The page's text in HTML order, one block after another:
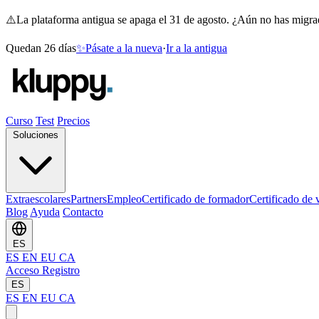
⚠️La plataforma antigua se apaga el 31 de agosto. ¿Aún no has
Quedan 26 días✨Pásate a la nueva·Ir a la antigua
Curso Test Precios
ExtraescolaresPartnersEmpleoCertificado de formadorCertificado de
Blog Ayuda Contacto
ES
ES EN EU CA
Acceso Registro
ES
ES EN EU CA